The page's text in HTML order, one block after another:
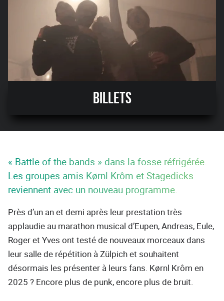
Billets
« Battle of the bands » dans la fosse réfrigérée.
Les groupes amis Kørnl Krôm et Stagedicks
reviennent avec un nouveau programme.
Près d’un an et demi après leur prestation très
applaudie au marathon musical d’Eupen, Andreas, Eule,
Roger et Yves ont testé de nouveaux morceaux dans
leur salle de répétition à Zülpich et souhaitent
désormais les présenter à leurs fans. Kørnl Krôm en
2025 ? Encore plus de punk, encore plus de bruit.